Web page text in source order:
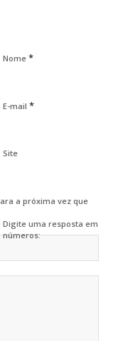
Nome *
E-mail *
Site
a próxima vez que
Digite uma resposta em
números: